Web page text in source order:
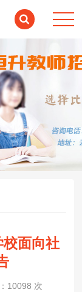
面向社
10098 次